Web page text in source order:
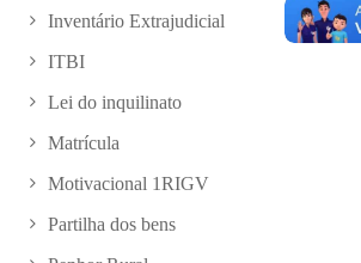
Inventário Extrajudicial
ITBI
Lei do inquilinato
Matrícula
Motivacional 1RIGV
Partilha dos bens